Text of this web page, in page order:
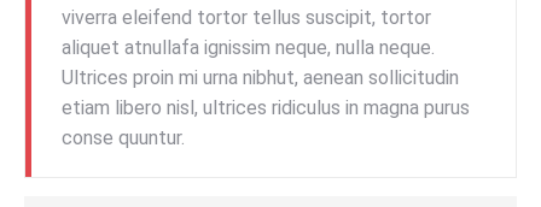
viverra eleifend tortor tellus suscipit, tortor
aliquet atnullafa ignissim neque, nulla neque.
Ultrices proin mi urna nibhut, aenean sollicitudin
etiam libero nisl, ultrices ridiculus in magna purus
conse quuntur.